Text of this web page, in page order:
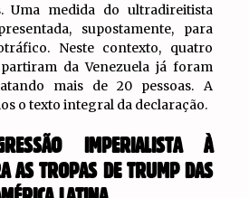
Uma medida do ultradireitista
supostamente, para
Neste contexto, quatro
da Venezuela já foram
mais de 20 pessoas. A
o texto integral da declaração.
IMPERIALISTA À
AS TROPAS DE TRUMP DAS